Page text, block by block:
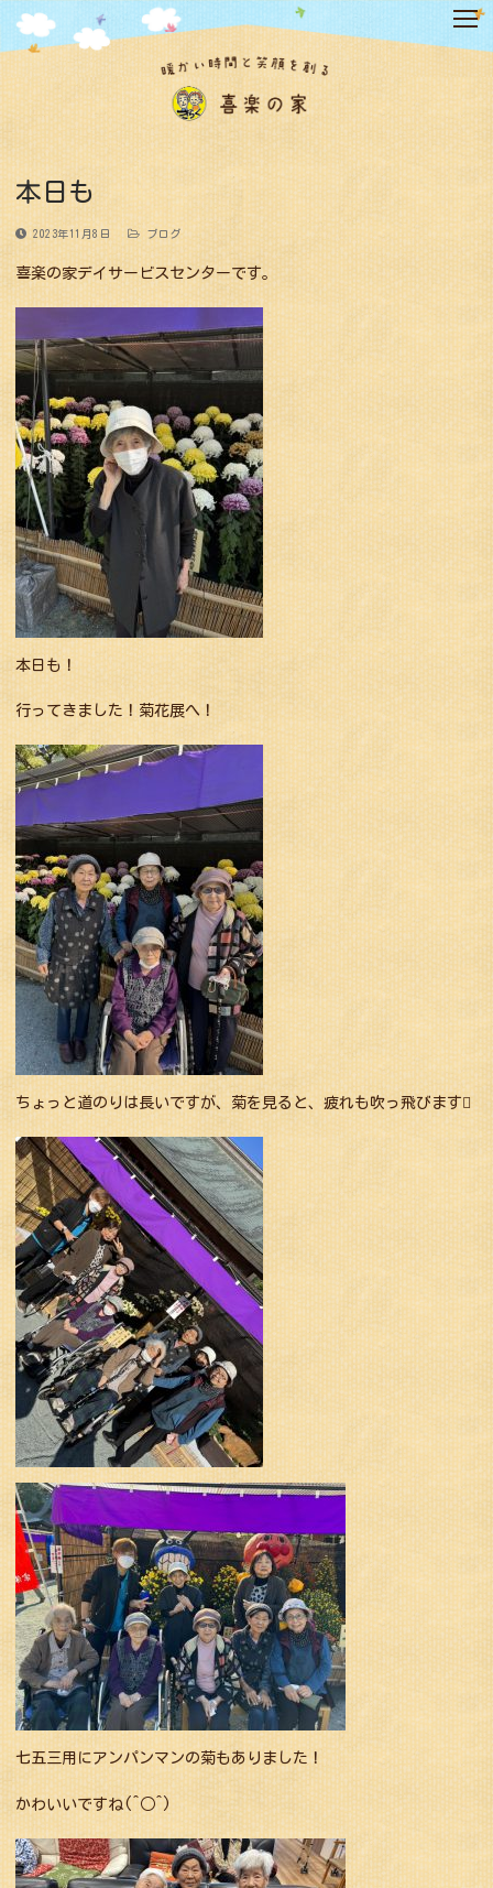
テ
ン
ツ
へ
ス
キ
ッ
本日も
2023年11月8日 ブログ
喜楽の家デイサービスセンターです。
本日も！
行ってきました！菊花展へ！
ちょっと道のりは長いですが、菊を見ると、疲れも吹っ飛びます
七五三用にアンパンマンの菊もありました！
かわいいですね(^○^)